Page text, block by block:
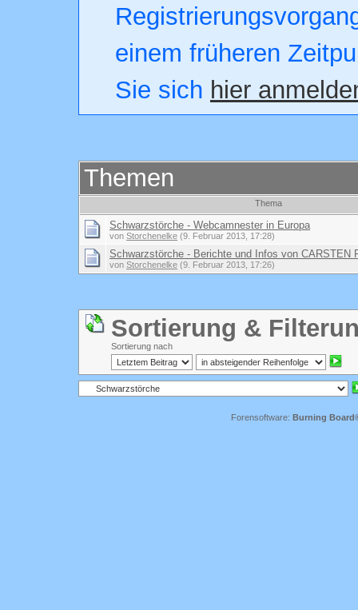
einem früheren
Sie sich hier
Themen
Thema
Schwarzstörche - Webcamnester in Europa
von Storchenelke (9. Februar 2013, 17:28)
Schwarzstörche - Berichte und Infos von CARSTEN
von Storchenelke (9. Februar 2013, 17:26)
Sortierung &
Sortierung nach
Forensoftware: Burning